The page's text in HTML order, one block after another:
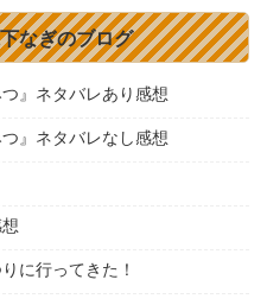
なぎのブログ
』ネタバレあり感想
』ネタバレなし感想
に行ってきた！